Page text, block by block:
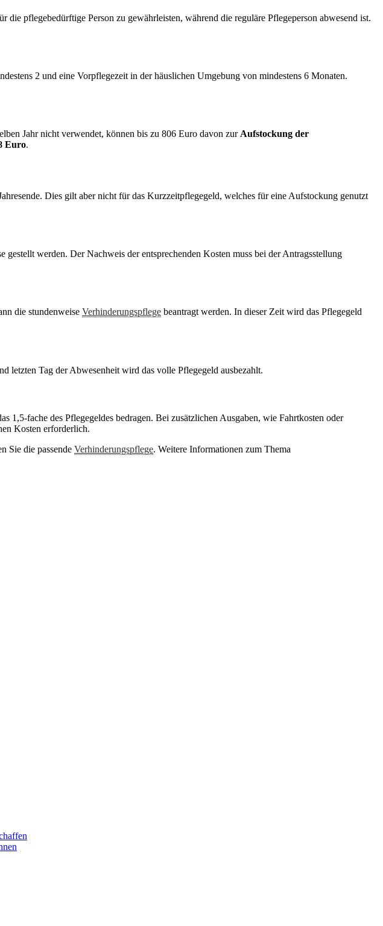
die pflegebedürftige Person zu gewährleisten, während die reguläre Pflegeperson abwesend ist.
2 und eine Vorpflegezeit in der häuslichen Umgebung von mindestens 6 Monaten.
Jahr nicht verwendet, können bis zu 806 Euro davon zurAufstockung der
Euro.
Dies gilt aber nicht für das Kurzzeitpflegegeld, welches für eine Aufstockung genutzt
gestellt werden. Der Nachweis der entsprechenden Kosten muss bei der Antragsstellung
die stundenweise Verhinderungspflege beantragt werden. In dieser Zeit wird das Pflegegeld
letzten Tag der Abwesenheit wird das volle Pflegegeld ausbezahlt.
1,5-fache des Pflegegeldes bedragen. Bei zusätzlichen Ausgaben, wie Fahrtkosten oder
Kosten erforderlich.
Sie die passende Verhinderungspflege. Weitere Informationen zum Thema